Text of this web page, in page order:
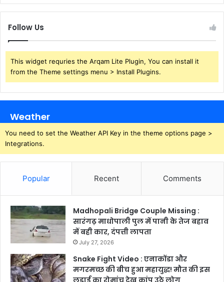
Follow Us
This widget requries the Arqam Lite Plugin, You can install it
from the Theme settings menu > Install Plugins.
Weather
You need to set the Weather API Key in the theme options page >
Integrations.
Popular Recent Comments
Madhopali Bridge Couple Missing :
सारंगढ़ माधोपाली पुल में पानी के तेज बहाव
में बही कार, दंपत्ती लापता
July 27, 2026
Snake Fight Video : एनाकोंडा और
मगरमच्छ की बीच हुआ महायुद्ध! मौत की इस